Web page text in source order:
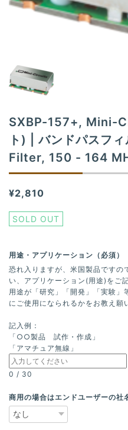
SXBP-157+, Mini-
ト) | バンドパスフ
Filter, 150 - 164
¥2,810
SOLD OUT
用途・アプリケーション（必須）
恐れ入りますが、米国製品ですの
い、アプリケーション(用途)をご
用途が「研究」「開発」「実験」
にご使用になられるかをお教え願
記入例：
「○○製品 試作・作成」
「アマチュア無線」
0 / 30
商用の場合はエンドユーザーの社